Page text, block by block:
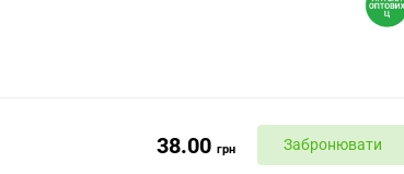
38.00 грн Забронювати